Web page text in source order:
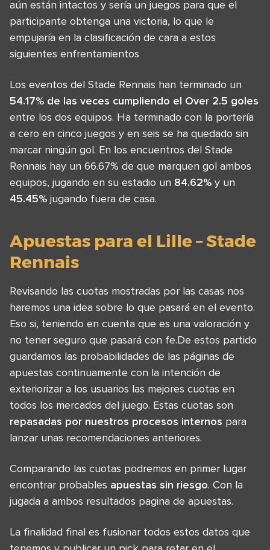
aún están intactos y sería un juegos para que el
participante obtenga una victoria, lo que le
empujaría en la clasificación de cara a estos
siguientes enfrentamientos
Los eventos del Stade Rennais han terminado un
54.17% de las veces cumpliendo el Over 2.5 goles
entre los dos equipos. Ha terminado con la portería
a cero en cinco juegos y en seis se ha quedado sin
marcar ningún gol. En los encuentros del Stade
Rennais hay un 66.67% de que marquen gol ambos
equipos, jugando en su estadio un 84.62% y un
45.45% jugando fuera de casa.
Apuestas para el Lille – Stade
Rennais
Revisando las cuotas mostradas por las casas nos
haremos una idea sobre lo que pasará en el evento.
Eso si, teniendo en cuenta que es una valoración y
no tener seguro que pasará con fe.De estos partido
guardamos las probabilidades de las páginas de
apuestas continuamente con la intención de
exteriorizar a los usuarios las mejores cuotas en
todos los mercados del juego. Estas cuotas son
repasadas por nuestros procesos internos para
lanzar unas recomendaciones anteriores.
Comparando las cuotas podremos en primer lugar
encontrar probables apuestas sin riesgo. Con la
jugada a ambos resultados pagina de apuestas.
La finalidad final es fusionar todos estos datos que